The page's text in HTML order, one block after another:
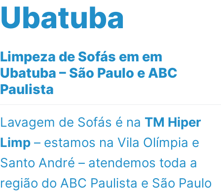
Ubatuba
Limpeza de Sofás em em
Ubatuba – São Paulo e ABC
Paulista
Lavagem de Sofás é na TM Hiper
Limp – estamos na Vila Olímpia e
Santo André – atendemos toda a
região do ABC Paulista e São Paulo